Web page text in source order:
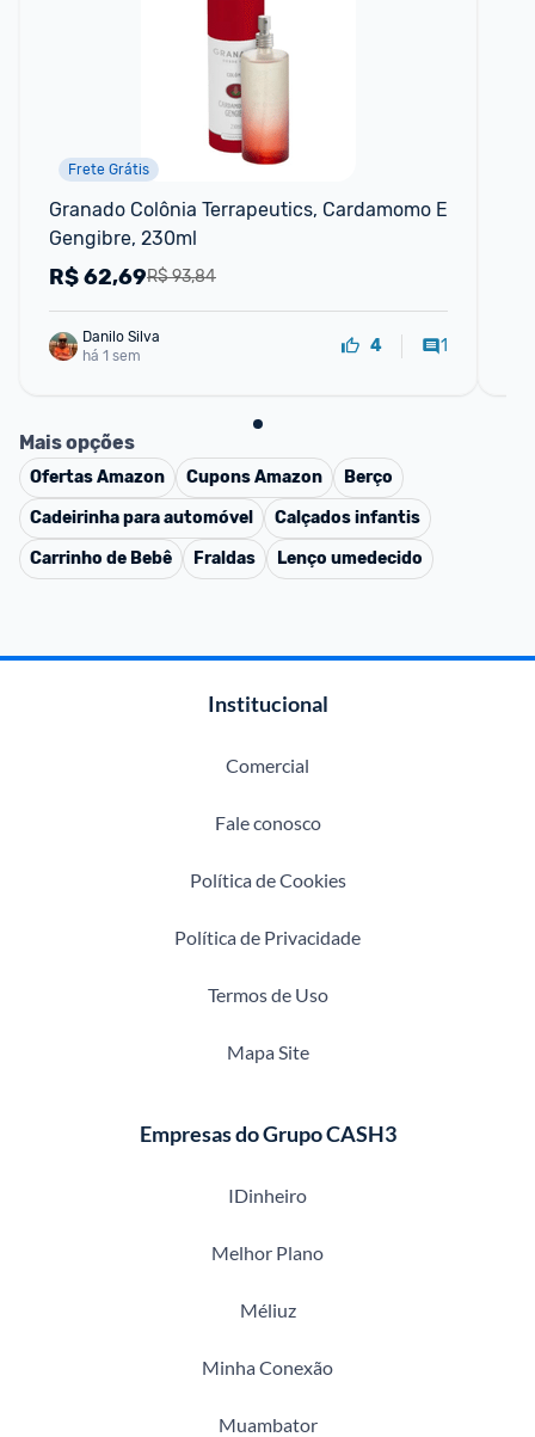
Frete Grátis
Granado Colônia Terrapeutics, Cardamomo E
Gengibre, 230ml
R$ 93,84
R$62,69
Danilo Silva
há 1 sem
4 1
Mais opções
OfertasAmazon CuponsAmazon
Berço
Cadeirinha para automóvel
Calçados infantis
Carrinho de Bebê
Fraldas Lenço umedecido
Institucional
Comercial
Fale conosco
Política de Cookies
Política de Privacidade
Termos de Uso
Mapa Site
Empresas do Grupo CASH3
IDinheiro
Melhor Plano
Méliuz
Minha Conexão
Muambator